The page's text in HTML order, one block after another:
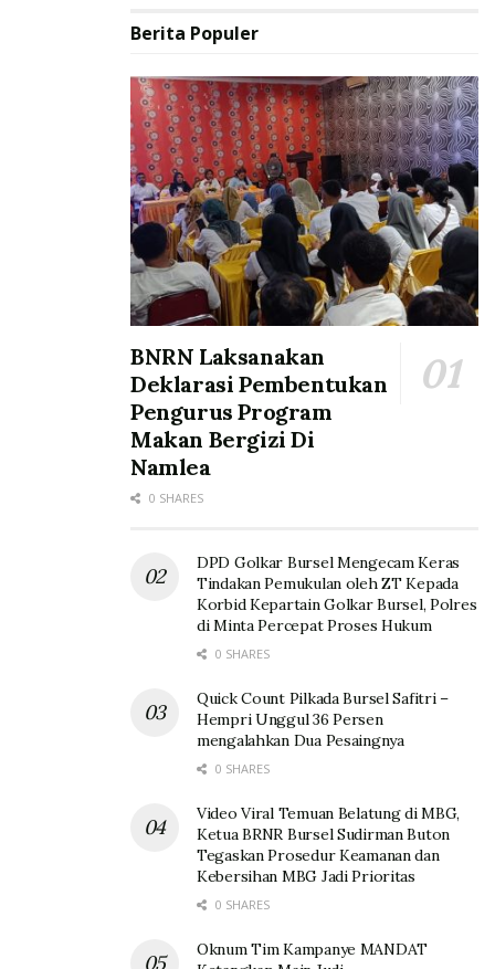
Berita Populer
BNRN Laksanakan
Deklarasi Pembentukan
Pengurus Program
Makan Bergizi Di
Namlea
0 SHARES
DPD Golkar Bursel Mengecam Keras
Tindakan Pemukulan oleh ZT Kepada
Korbid Kepartain Golkar Bursel, Polres
di Minta Percepat Proses Hukum
0 SHARES
Quick Count Pilkada Bursel Safitri –
Hempri Unggul 36 Persen
mengalahkan Dua Pesaingnya
0 SHARES
Video Viral Temuan Belatung di MBG,
Ketua BRNR Bursel Sudirman Buton
Tegaskan Prosedur Keamanan dan
Kebersihan MBG Jadi Prioritas
0 SHARES
Oknum Tim Kampanye MANDAT